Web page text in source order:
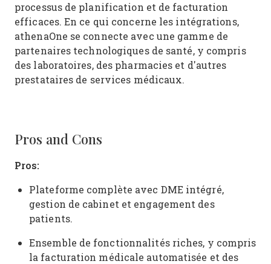
processus de planification et de facturation
efficaces. En ce qui concerne les intégrations,
athenaOne se connecte avec une gamme de
partenaires technologiques de santé, y compris
des laboratoires, des pharmacies et d'autres
prestataires de services médicaux.
Pros and Cons
Pros:
Plateforme complète avec DME intégré,
gestion de cabinet et engagement des
patients.
Ensemble de fonctionnalités riches, y compris
la facturation médicale automatisée et des